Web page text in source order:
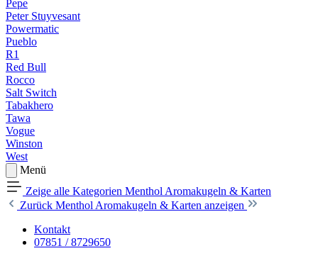
Pepe
Peter Stuyvesant
Powermatic
Pueblo
R1
Red Bull
Rocco
Salt Switch
Tabakhero
Tawa
Vogue
Winston
West
Menü
Zeige alle Kategorien Menthol Aromakugeln & Karten
Zurück Menthol Aromakugeln & Karten anzeigen
Kontakt
07851 / 8729650